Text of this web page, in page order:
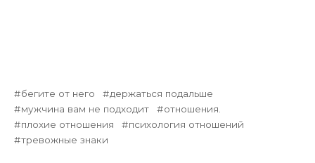
бегите от него
держаться подальше
мужчина вам не подходит
отношения.
плохие отношения
психология отношений
тревожные знаки